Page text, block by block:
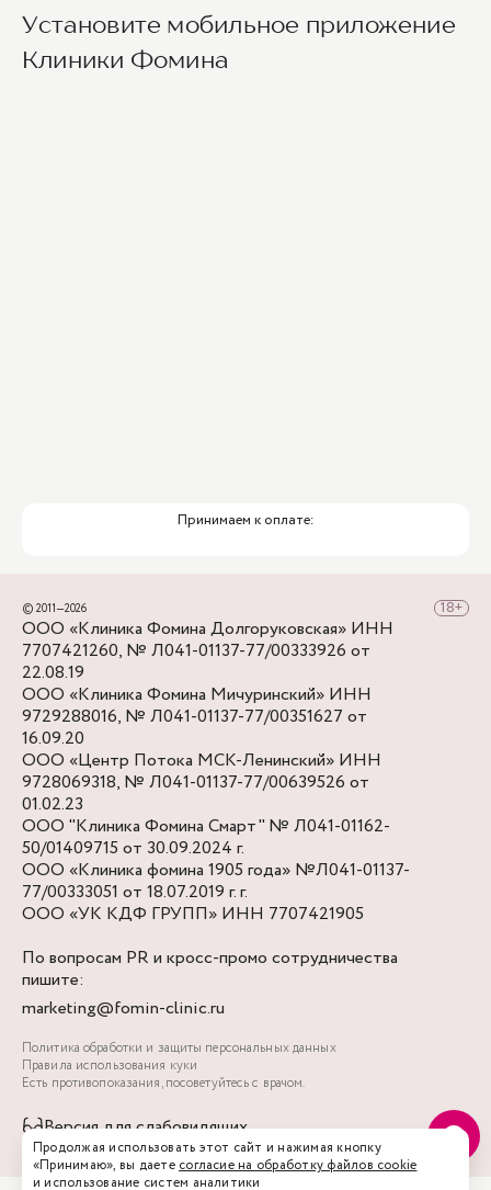
второй вестибюль, далее направо. По улице
Новаторов движемся прямо, спускаемся по
лестнице и идем вдоль школ (путь лежит между
Установите мобильное приложение
Клиники Фомина
Принимаем к оплате:
© 2011—2026
ООО «Клиника Фомина Долгоруковская» ИНН
7707421260, № Л041-01137-77/00333926 от
22.08.19
ООО «Клиника Фомина Мичуринский» ИНН
9729288016, № Л041-01137-77/00351627 от
16.09.20
ООО «Центр Потока МСК-Ленинский» ИНН
9728069318, № Л041-01137-77/00639526 от
01.02.23
ООО "Клиника Фомина Смарт" № Л041-01162-
50/01409715 от 30.09.2024 г.
ООО «Клиника фомина 1905 года» №Л041-01137-
77/00333051 от 18.07.2019 г. г.
ООО «УК КДФ ГРУПП» ИНН 7707421905
По вопросам PR и кросс-промо сотрудничества
пишите:
marketing@fomin-clinic.ru
Политика обработки и защиты персональных данных
Правила использования куки
Есть противопоказания, посоветуйтесь с врачом.
Версия для слабовидящих